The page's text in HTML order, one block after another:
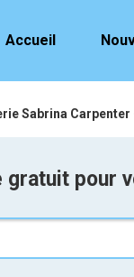
Accueil
Sabrina Carpenter
gratuit pour